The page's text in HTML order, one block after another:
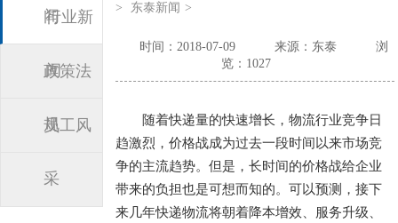
闻
行业新
闻
政策法
规
员工风
采
> 东泰新闻 >
时间：2018-07-09 来源：东泰
浏
览：1027
随着快递量的快速增长，物流行业竞争日
趋激烈，价格战成为过去一段时间以来市场竞
争的主流趋势。但是，长时间的价格战给企业
带来的负担也是可想而知的。可以预测，接下
来几年快递物流将朝着降本增效、服务升级、